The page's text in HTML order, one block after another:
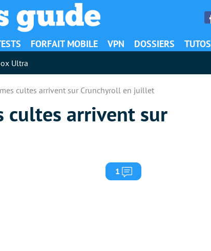
FORFAIT MOBILE VPN DOSSIERS TUTOS
Ultra
cultes arrivent sur Crunchyroll en juillet
cultes arrivent sur
1 Commentaires